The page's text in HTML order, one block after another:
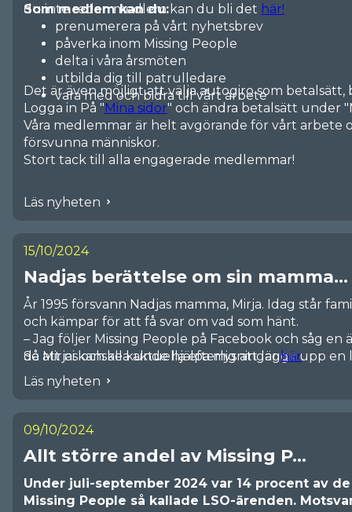
du inte redan medlem kan du bli det här!
Som medlem kan du:
prenumerera på vårt nyhetsbrev
påverka inom Missing People
delta i våra årsmöten
utbilda dig till patrulledare
vara med och bidra till vårt arbete
Det är även möjligt att välja autogiro som betalsätt,
Logga in På "Mina sidor" och ändra betalsätt under
Våra medlemmar är helt avgörande för vårt arbete
försvunna människor.
Stort tack till alla engagerade medlemmar!
Läs nyheten
15/10/2024
Nadjas berättelse om sin mamma...
År 1995 försvann Nadjas mamma, Mirja. Idag står
och kämpar för att få svar om vad som hänt.
– Jag följer Missing People på Facebook och såg
då att ni kanske kunde hjälpa mig att lägga upp
skickade er ett meddelande.
Nadja berättar om hur hon inte slutat leta sedan
– Det är för att visa att vi inte glömt och gått vidare.
hon har redan fått tala med bland andra P4 och
– Något jag legat lågt med att berätta om utan att
mamma levde med en man som misshandlade
Se Mirjas och alla aktuella efterlysningarhär.
Läs nyheten
09/10/2024
Allt större andel av Missing P...
Under juli-september 2024 var 14 procent av
Missing People så kallade LSO-ärenden.